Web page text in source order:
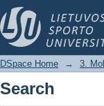
Search
DSpace Home → 3.
Search